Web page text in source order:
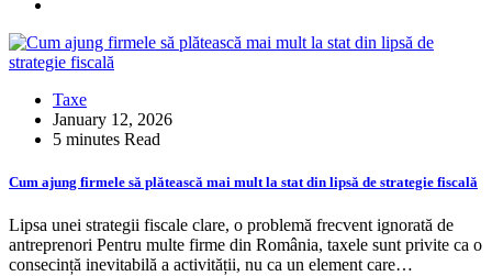
Taxe
January 12, 2026
5 minutes Read
Cum ajung firmele să plătească mai mult la stat din lipsă de strategie fiscală
Lipsa unei strategii fiscale clare, o problemă frecvent ignorată de
antreprenori Pentru multe firme din România, taxele sunt privite ca o
consecință inevitabilă a activității, nu ca un element care…